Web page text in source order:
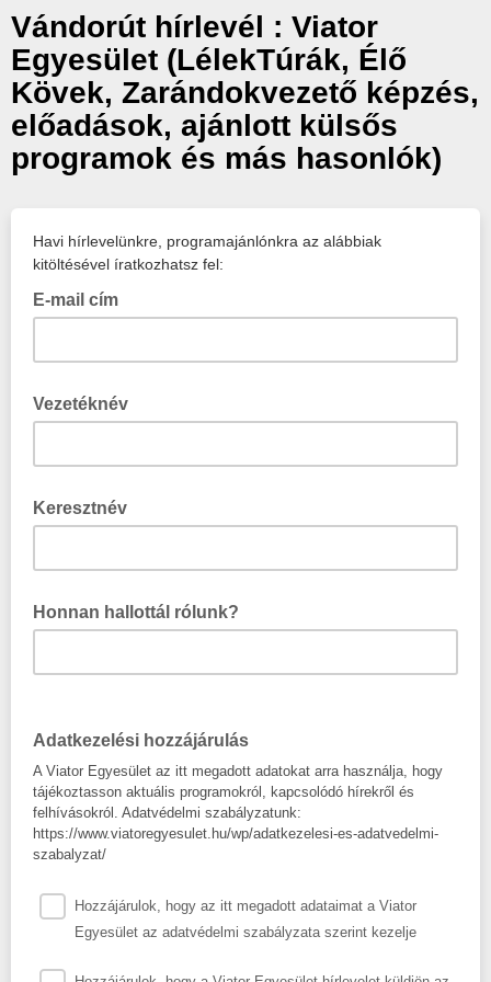
Vándorút hírlevél : Viator
Egyesület (LélekTúrák, Élő
Kövek, Zarándokvezető képzés,
előadások, ajánlott külsős
programok és más hasonlók)
Havi hírlevelünkre, programajánlónkra az alábbiak
kitöltésével íratkozhatsz fel:
E-mail cím
Vezetéknév
Keresztnév
Honnan hallottál rólunk?
Adatkezelési hozzájárulás
A Viator Egyesület az itt megadott adatokat arra használja, hogy
tájékoztasson aktuális programokról, kapcsolódó hírekről és
felhívásokról. Adatvédelmi szabályzatunk:
https://www.viatoregyesulet.hu/wp/adatkezelesi-es-adatvedelmi-
szabalyzat/
Hozzájárulok, hogy az itt megadott adataimat a Viator
Egyesület az adatvédelmi szabályzata szerint kezelje